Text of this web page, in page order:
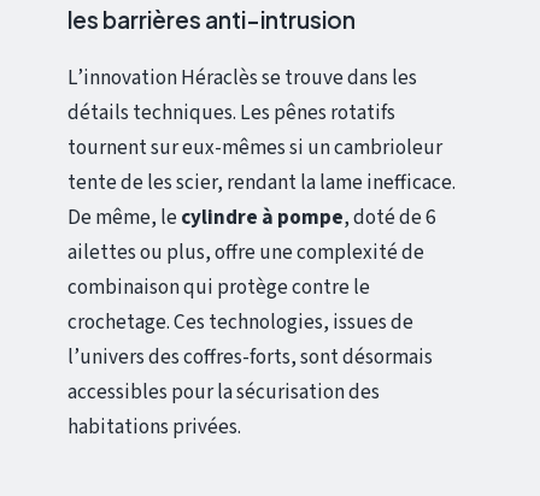
les barrières anti-intrusion
L’innovation Héraclès se trouve dans les
détails techniques. Les pênes rotatifs
tournent sur eux-mêmes si un cambrioleur
tente de les scier, rendant la lame inefficace.
De même, lecylindre à pompe, doté de 6
ailettes ou plus, offre une complexité de
combinaison qui protège contre le
crochetage. Ces technologies, issues de
l’univers des coffres-forts, sont désormais
accessibles pour la sécurisation des
habitations privées.